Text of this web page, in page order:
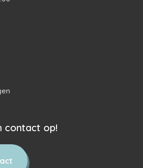
contact op!